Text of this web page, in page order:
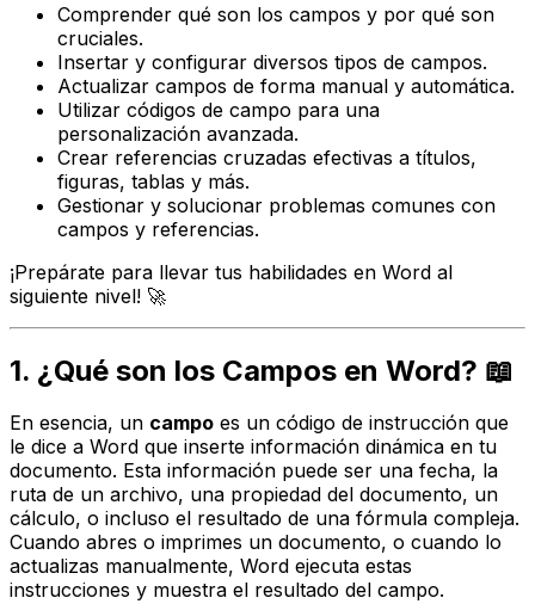
Comprender qué son los campos y por qué son
cruciales.
Insertar y configurar diversos tipos de campos.
Actualizar campos de forma manual y automática.
Utilizar códigos de campo para una
personalización avanzada.
Crear referencias cruzadas efectivas a títulos,
figuras, tablas y más.
Gestionar y solucionar problemas comunes con
campos y referencias.
¡Prepárate para llevar tus habilidades en Word al
siguiente nivel! 🚀
1. ¿Qué son los Campos en Word? 📖
En esencia, un campo es un código de instrucción que
le dice a Word que inserte información dinámica en tu
documento. Esta información puede ser una fecha, la
ruta de un archivo, una propiedad del documento, un
cálculo, o incluso el resultado de una fórmula compleja.
Cuando abres o imprimes un documento, o cuando lo
actualizas manualmente, Word ejecuta estas
instrucciones y muestra el resultado del campo.